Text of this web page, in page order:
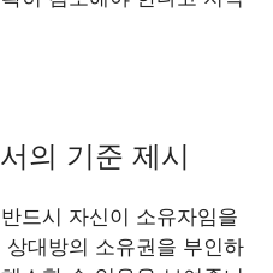
의 기준 제시
드시 자신이 소유자임을
대방의 소유권을 부인하